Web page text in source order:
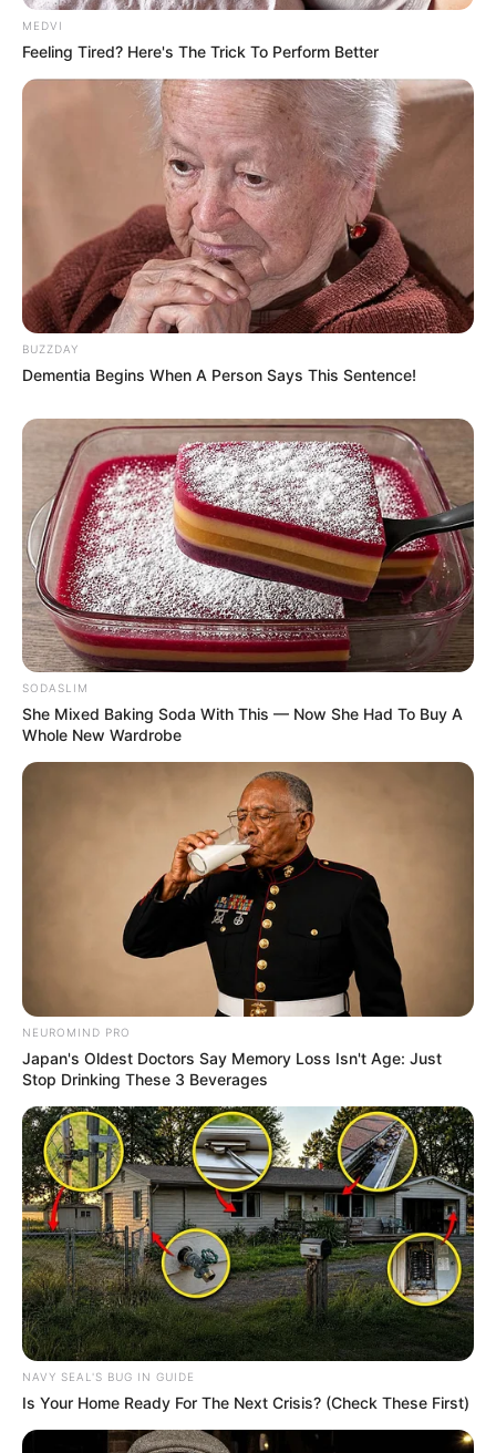
MEDVI
Feeling Tired? Here's The Trick To Perform Better
BUZZDAY
Dementia Begins When A Person Says This Sentence!
SODASLIM
She Mixed Baking Soda With This — Now She Had To Buy A
Whole New Wardrobe
NEUROMIND PRO
Japan's Oldest Doctors Say Memory Loss Isn't Age: Just
Stop Drinking These 3 Beverages
NAVY SEAL'S BUG IN GUIDE
Is Your Home Ready For The Next Crisis? (Check These First)